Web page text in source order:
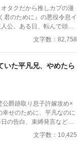
タクだから推しカプの漫
君のために』の悪役令息イ
公。ある日、転んで頭を
前世がオタクだったとい
花』のメインカプである
しを拝める至福の時間。
破棄から始まる。推しを
を試みる。現実に打ちひ
漫画を描く楽しい日々を
ィルクとも、何となく仲
、ゲーム主人公のリリー
んな、ゲームと違うの！
描き、自分の恋も実らせ
AI、本文は人間（作者）が
文字数：82,758
いた平凡兄、やめたら
の告白、束縛発言などを
、やめたら、なんと…？
ム・グレイソン 弟:リチャ
文字数：10,425